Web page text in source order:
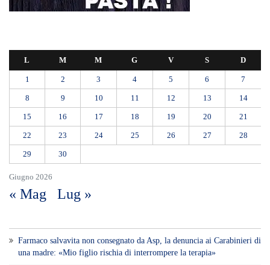
Giugno 2026
L M M G V S D
1 2 3 4 5 6 7
8 9 10 11 12 13 14
15 16 17 18 19 20 21
22 23 24 25 26 27 28
29 30
« Mag Lug »
Farmaco salvavita non consegnato da Asp, la denuncia ai Carabinieri di
una madre: «Mio figlio rischia di interrompere la terapia»